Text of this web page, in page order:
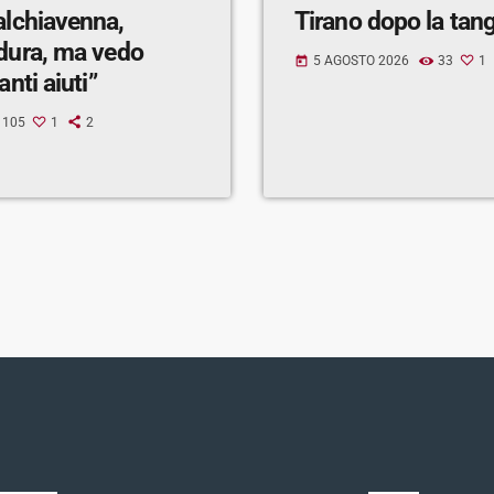
ma vedo
aiuti”
105 1 2
Tirano dopo la
today 5 AGOSTO 2026 33 1